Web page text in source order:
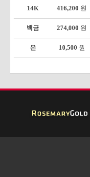
14K 416,200 원
백금 274,000 원
은 10,500 원